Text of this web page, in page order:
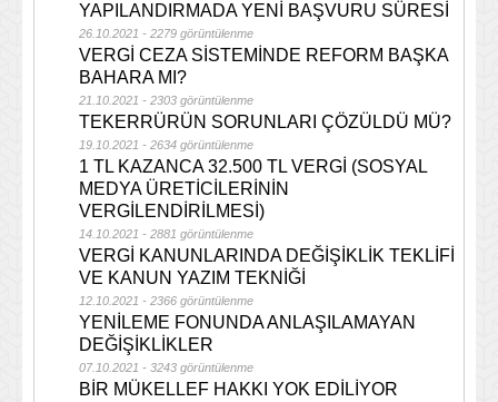
YAPILANDIRMADA YENİ BAŞVURU SÜRESİ
26.10.2021 - 2279 görüntülenme
VERGİ CEZA SİSTEMİNDE REFORM BAŞKA
BAHARA MI?
21.10.2021 - 2303 görüntülenme
TEKERRÜRÜN SORUNLARI ÇÖZÜLDÜ MÜ?
19.10.2021 - 2634 görüntülenme
1 TL KAZANCA 32.500 TL VERGİ (SOSYAL
MEDYA ÜRETİCİLERİNİN
VERGİLENDİRİLMESİ)
14.10.2021 - 2881 görüntülenme
VERGİ KANUNLARINDA DEĞİŞİKLİK TEKLİFİ
VE KANUN YAZIM TEKNİĞİ
12.10.2021 - 2366 görüntülenme
YENİLEME FONUNDA ANLAŞILAMAYAN
DEĞİŞİKLİKLER
07.10.2021 - 3243 görüntülenme
BİR MÜKELLEF HAKKI YOK EDİLİYOR